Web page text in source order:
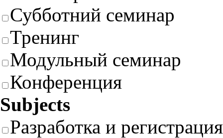
Субботний семинар
Тренинг
Модульный семинар
Конференция
Subjects
Разработка и